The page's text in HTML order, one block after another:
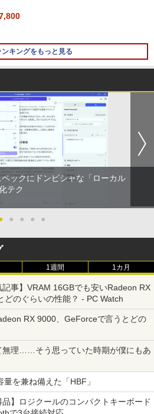
ンキングをもっと見る
うおうのおしごと！21 〜白雪姫と
の結婚〜【完結記念メモリアルブッ
き特装版】 【電子書籍】[ 白鳥 士郎
美子 ]
料無料】これってむし歯になります
に根拠をもって答える本 代用甘味
迷わず説明するために／久保庭雅恵
修 中村恵理子／著
ランカ料理 ライス＆カリー、朝ごは
軽食、スイーツからランプライスま
スリランカの食を深く知るための12
[ 濱田 祐介 ]
ペックにドンピシャな「ローカル
テク
● ● ● ●
1週間 1カ月
記事】VRAM 16GBでも安いRadeon RX
のぐらいの性能？ - PC Watch
RX 9000、GeForceで言うとどの
無理……そう思っていた時期が僕にもあ
を兼ね備えた「HBF」
品】ロジクールのコンパクトキーボード